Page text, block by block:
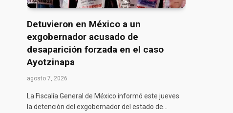
Detuvieron en México a un
exgobernador acusado de
desaparición forzada en el caso
Ayotzinapa
agosto 7, 2026
La Fiscalía General de México informó este jueves
la detención del exgobernador del estado de…